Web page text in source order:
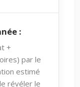
:
+
par le
estimé
révéler le